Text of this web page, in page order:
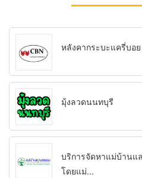
หลังคากระบะแครี่บอย
มุ้งลวดนนทบุรี
บริการจัดหาแม่บ้านแ
โดยแม่...